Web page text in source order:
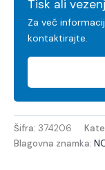
Tisk ali
Za več
kontaktirajte.
Šifra: 374206
Blagovna znamka: